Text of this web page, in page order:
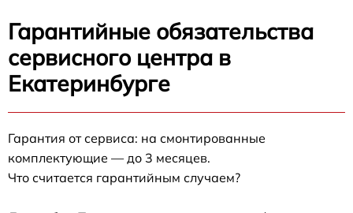
Гарантийные обязательства
сервисного центра в
Екатеринбурге
Гарантия от сервиса: на смонтированные
комплектующие — до 3 месяцев.
Что считается гарантийным случаем?